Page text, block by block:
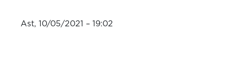
Ast, 10/05/2021 – 19:02